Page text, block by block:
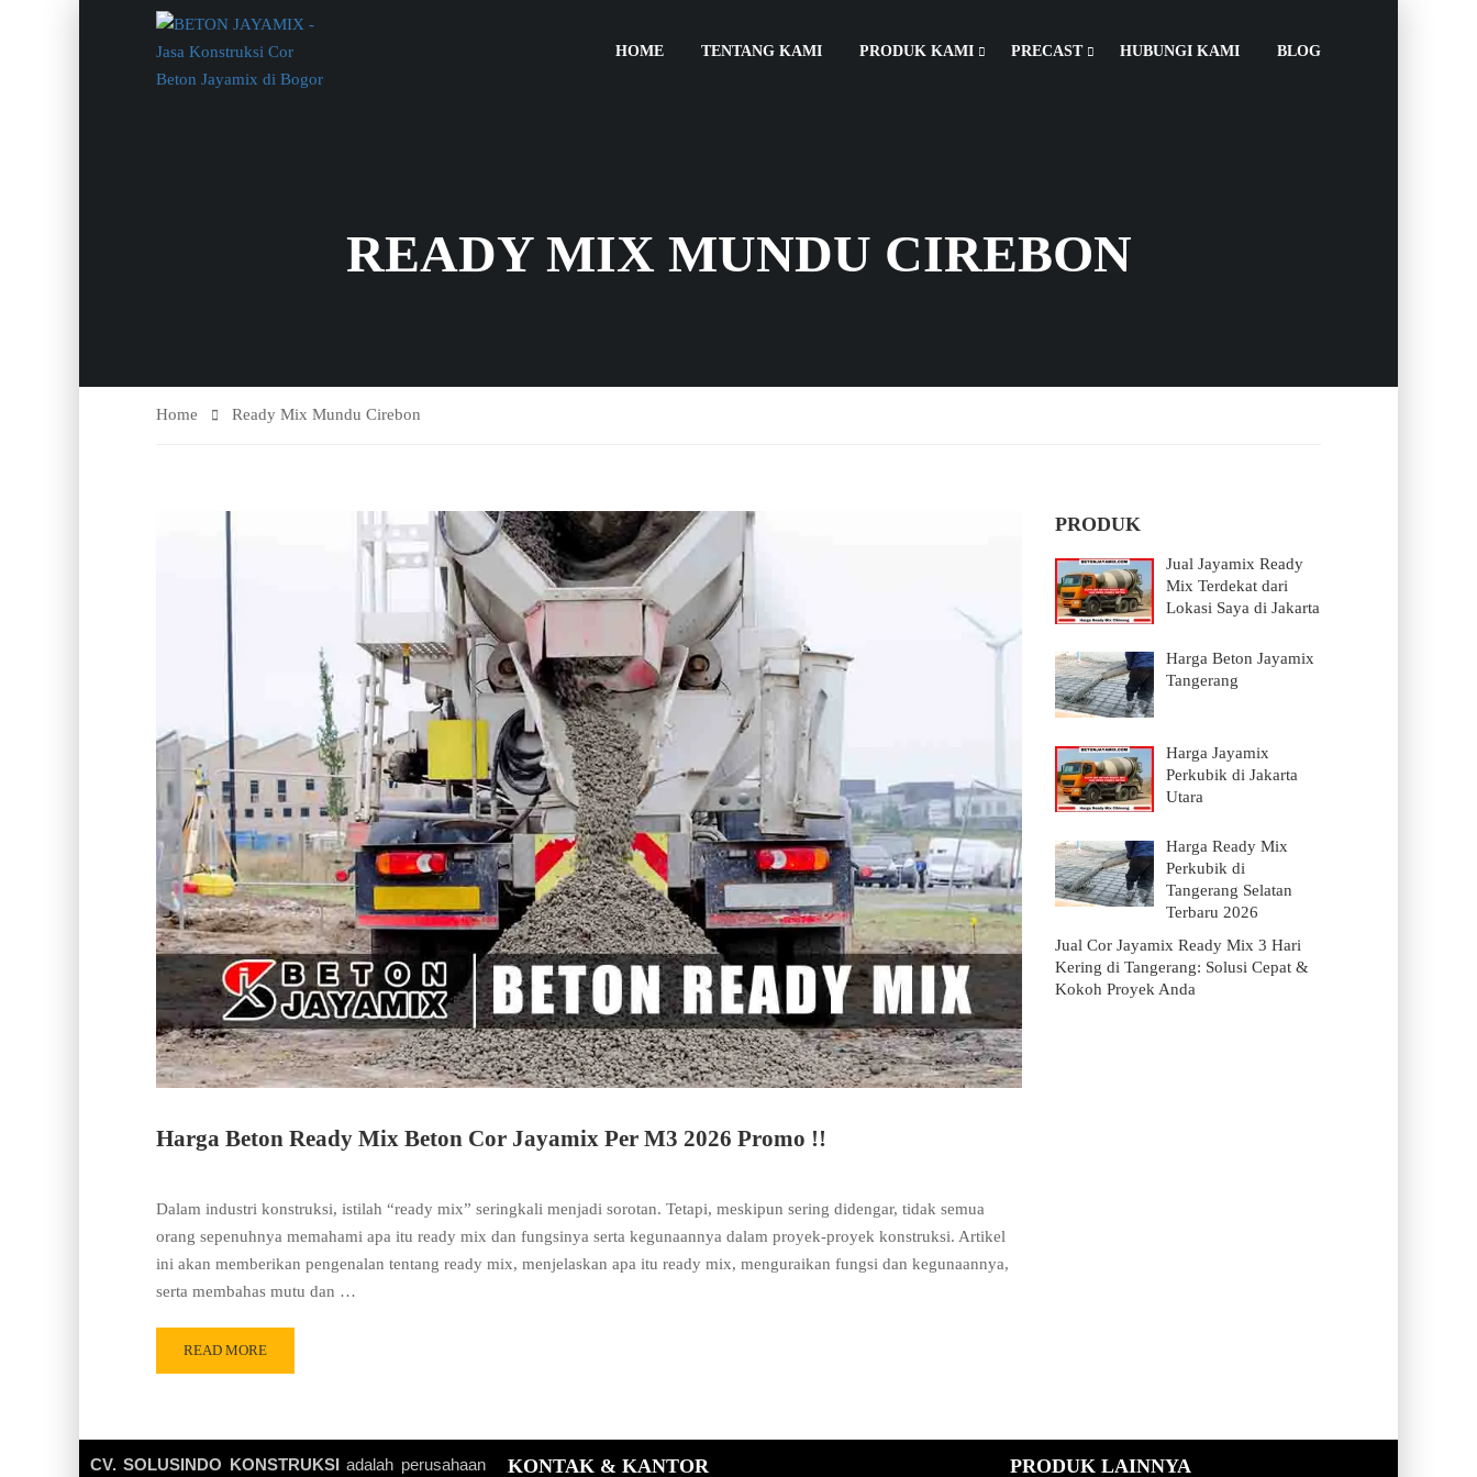
HOME TENTANG KAMI PRODUK KAMI PRECAST HUBUNGI KAMI BLOG
READY MIX MUNDU CIREBON
Home Ready Mix Mundu Cirebon
Harga Beton Ready Mix Beton Cor Jayamix Per M3 2026 Promo !!
Dalam industri konstruksi, istilah “ready mix” seringkali menjadi sorotan. Tetapi, meskipun sering didengar, tidak semua
orang sepenuhnya memahami apa itu ready mix dan fungsinya serta kegunaannya dalam proyek-proyek konstruksi. Artikel
ini akan memberikan pengenalan tentang ready mix, menjelaskan apa itu ready mix, menguraikan fungsi dan kegunaannya,
serta membahas mutu dan …
READ MORE
PRODUK
Jual Jayamix Ready
Mix Terdekat dari
Lokasi Saya di Jakarta
Harga Beton Jayamix
Tangerang
Harga Jayamix
Perkubik di Jakarta
Utara
Harga Ready Mix
Perkubik di
Tangerang Selatan
Terbaru 2026
Jual Cor Jayamix Ready Mix 3 Hari
Kering di Tangerang: Solusi Cepat &
Kokoh Proyek Anda
CV. SOLUSINDO KONSTRUKSI adalah perusahaan KONTAK & KANTOR PRODUK LAINNYA